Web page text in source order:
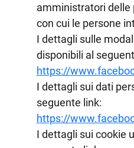
amministratori delle
con cui le persone
I dettagli sulle
disponibili al
https://
I dettagli sui dati
seguente link:
https://
I dettagli sui cookie